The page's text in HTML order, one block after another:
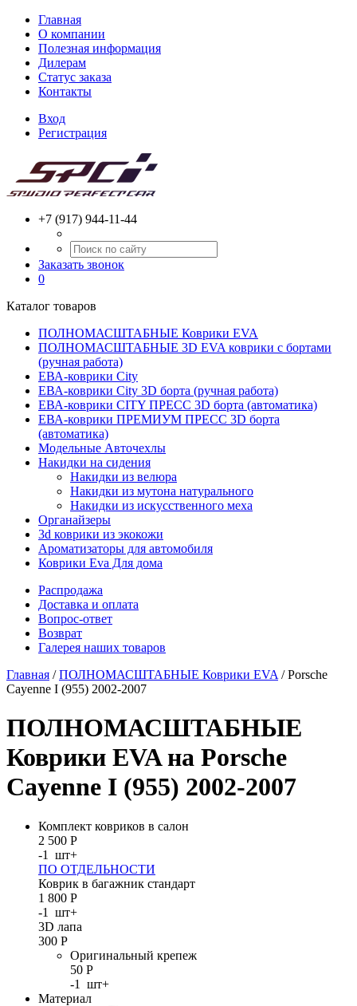
Главная
О компании
Полезная информация
Дилерам
Статус заказа
Контакты
Вход
Регистрация
+7 (917) 944-11-44
Заказать звонок
0
Каталог товаров
ПОЛНОМАСШТАБНЫЕ Коврики EVA
ПОЛНОМАСШТАБНЫЕ 3D EVA коврики с бортами
(ручная работа)
ЕВА-коврики City
ЕВА-коврики City 3D борта (ручная работа)
ЕВА-коврики CITY ПРЕСС 3D борта (автоматика)
ЕВА-коврики ПРЕМИУМ ПРЕСС 3D борта
(автоматика)
Модельные Авточехлы
Накидки на сидения
Накидки из велюра
Накидки из мутона натурального
Накидки из искусственного меха
Органайзеры
3d коврики из экокожи
Ароматизаторы для автомобиля
Коврики Eva Для дома
Распродажа
Доставка и оплата
Вопрос-ответ
Возврат
Галерея наших товаров
Главная /ПОЛНОМАСШТАБНЫЕ Коврики EVA / Porsche
Cayenne I (955) 2002-2007
ПОЛНОМАСШТАБНЫЕ
Коврики EVA на Porsche
Cayenne I (955) 2002-2007
Комплект ковриков в салон
2 500 Р
-1 шт+
ПО ОТДЕЛЬНОСТИ
Коврик в багажник стандарт
1 800 Р
-1 шт+
3D лапа
300 Р
Оригинальный крепеж
50 Р
-1 шт+
Материал